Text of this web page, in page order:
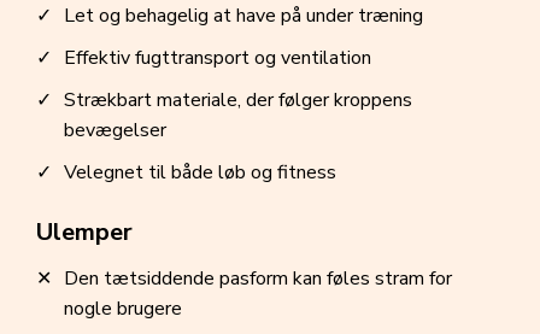
Let og behagelig at have på under træning
Effektiv fugttransport og ventilation
Strækbart materiale, der følger kroppens
bevægelser
Velegnet til både løb og fitness
Ulemper
Den tætsiddende pasform kan føles stram for
nogle brugere